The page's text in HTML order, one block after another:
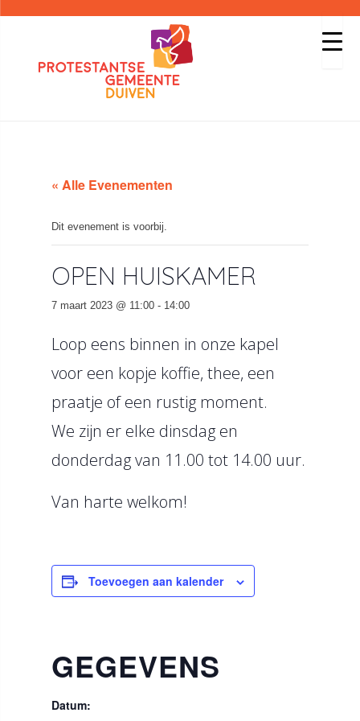
« Alle Evenementen
Dit evenement is voorbij.
OPEN HUISKAMER
7 maart 2023 @ 11:00 - 14:00
Loop eens binnen in onze kapel
voor een kopje koffie, thee, een
praatje of een rustig moment.
We zijn er elke dinsdag en
donderdag van 11.00 tot 14.00 uur.
Van harte welkom!
Toevoegen aan kalender
GEGEVENS
Datum: